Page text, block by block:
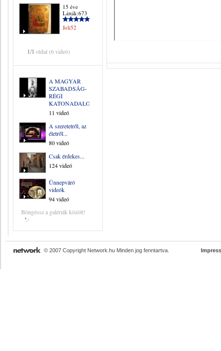
15 éve
Látták:673
Joli52
1/1 oldal (6 videó)
A MAGYAR
SZABADSÁG-
RÉGI
KATONADALOK
11 videó
A szeretetről, az
életről...
80 videó
Csak érdekes...
124 videó
Ünnepváró
videók
94 videó
Böngéssz a galériák között!
© 2007 Copyright Network.hu Minden jog fenntartva.